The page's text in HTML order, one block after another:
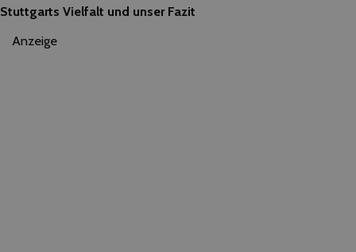
Stuttgarts Vielfalt und unser Fazit
Anzeige